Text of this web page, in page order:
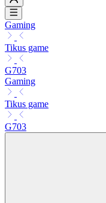
Gaming
Tikus game
G703
Gaming
Tikus game
G703